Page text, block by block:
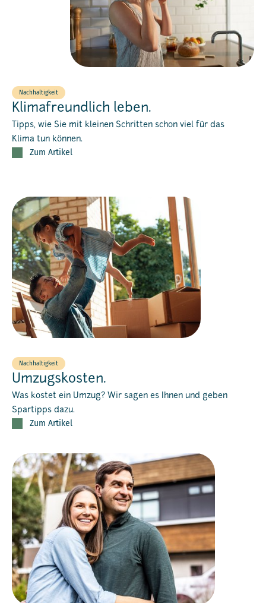
Nachhaltigkeit
Klimafreundlich leben.
Tipps, wie Sie mit kleinen Schritten schon viel für das
Klima tun können.
Zum Artikel
Nachhaltigkeit
Umzugskosten.
Was kostet ein Umzug? Wir sagen es Ihnen und geben
Spartipps dazu.
Zum Artikel